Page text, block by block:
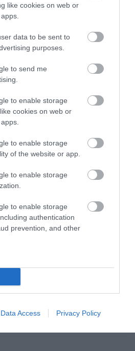
like cookies on web or
data to be sent to
purposes.
to send me
to enable storage
cookies on web or
to enable storage
of the website or app.
to enable storage
to enable storage
authentication
prevention, and other
Data Access Privacy Policy
NÉMETÜL OTTHONRÓL: A
TANULÁS ELŐNYEI
A KORÁBBAN
augusztus 07|Eger ügye
NEM VOLT ILYEN ALACSONY AZ
MAGYARORSZÁGON
augusztus 07|Mindenki ügye
ÜTEMBEN DOLGOZNAK A 25-
EGERBEN